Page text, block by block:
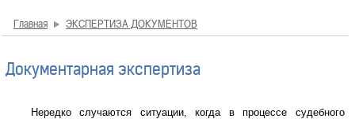
Главная ЭКСПЕРТИЗА ДОКУМЕНТОВ
Документарная экспертиза
Нередко случаются ситуации, когда в процессе судебного